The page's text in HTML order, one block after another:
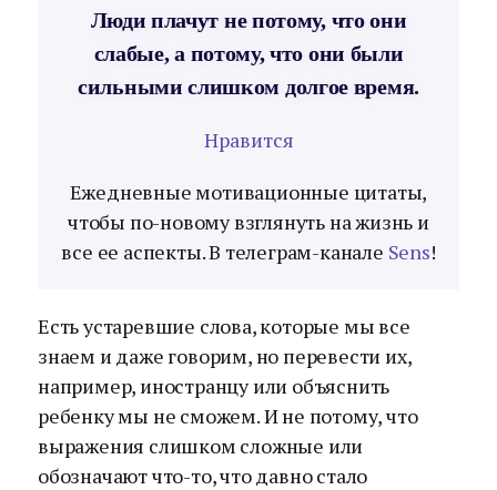
Люди плачут не потому, что они
слабые, а потому, что они были
сильными слишком долгое время.
Нравится
Ежедневные мотивационные цитаты,
чтобы по-новому взглянуть на жизнь и
все ее аспекты. В телеграм-канале Sens!
Есть устаревшие слова, которые мы все
знаем и даже говорим, но перевести их,
например, иностранцу или объяснить
ребенку мы не сможем. И не потому, что
выражения слишком сложные или
обозначают что-то, что давно стало